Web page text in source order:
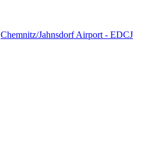
Chemnitz/Jahnsdorf Airport - EDCJ